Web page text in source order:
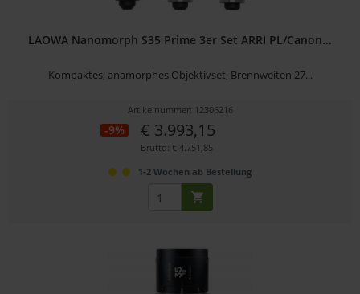
LAOWA Nanomorph S35 Prime 3er Set ARRI PL/Canon...
Kompaktes, anamorphes Objektivset, Brennweiten 27...
Artikelnummer: 12306216
-9% € 3.993,15
Brutto: € 4.751,85
1-2 Wochen ab Bestellung